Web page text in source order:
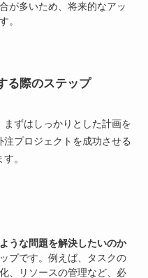
が多いため、将来的なアッ
。
る際のステップ
ずはしっかりとした計画を
プロジェクトを成功させる
。
うな問題を解決したいのか
プです。例えば、タスクの
、リソースの管理など、必